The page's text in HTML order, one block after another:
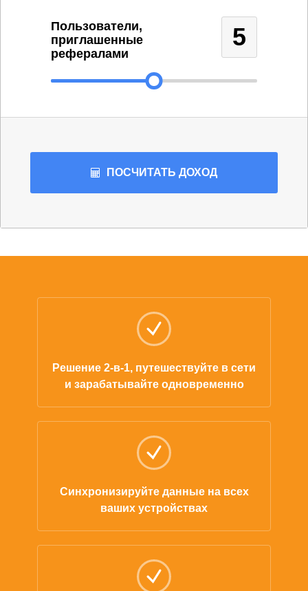
Пользователи,
приглашенные
рефералами
5
ПОСЧИТАТЬ ДОХОД
Решение 2-в-1, путешествуйте в сети
и зарабатывайте одновременно
Синхронизируйте данные на всех
ваших устройствах